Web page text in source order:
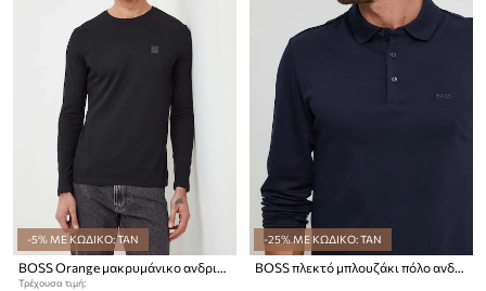
-5% ΜΕ ΚΩΔΙΚΟ: TAN
BOSS Orange μακρυμάνικο ανδρικό βαμβακερό Tacks
Τρέχουσα τιμή:
-25% ΜΕ ΚΩΔΙΚΟ: TAN
BOSS πλεκτό μπλουζάκι πόλο ανδρικό βαμβακερό Pado 30